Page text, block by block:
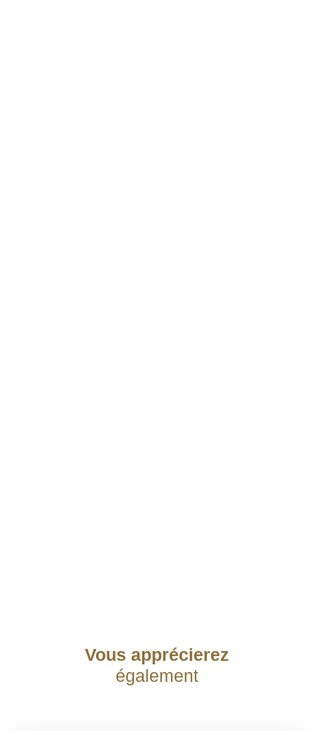
Vous apprécierez
également